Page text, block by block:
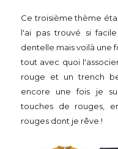
Ce troisième thème
l'ai pas trouvé si
dentelle mais voilà une
tout avec quoi
rouge et un trench
encore une fois je
touches de rouges,
rouges dont je rêve !